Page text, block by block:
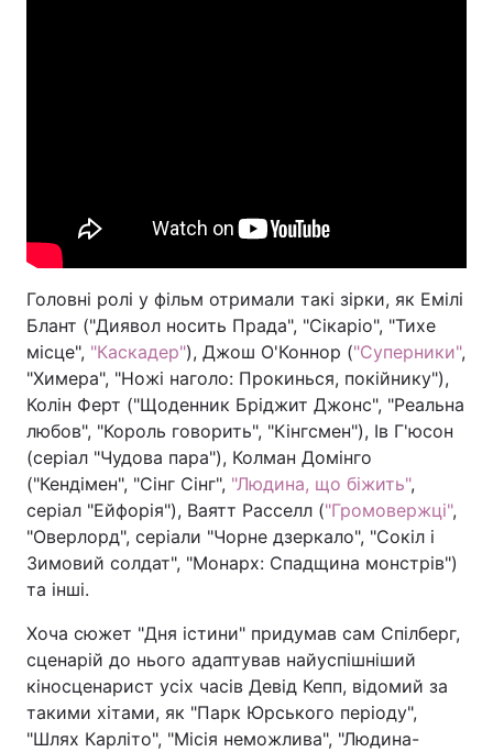
Головні ролі у фільм отримали такі зірки, як Емілі
Блант ("Диявол носить Прада", "Сікаріо", "Тихе
місце", "Каскадер"), Джош О'Коннор ("Суперники",
"Химера", "Ножі наголо: Прокинься, покійнику"),
Колін Ферт ("Щоденник Бріджит Джонс", "Реальна
любов", "Король говорить", "Кінгсмен"), Ів Г'юсон
(серіал "Чудова пара"), Колман Домінго
("Кендімен", "Сінг Сінг", "Людина, що біжить",
серіал "Ейфорія"), Ваятт Расселл ("Громовержці",
"Оверлорд", серіали "Чорне дзеркало", "Сокіл і
Зимовий солдат", "Монарх: Спадщина монстрів")
та інші.
Хоча сюжет "Дня істини" придумав сам Спілберг,
сценарій до нього адаптував найуспішніший
кіносценарист усіх часів Девід Кепп, відомий за
такими хітами, як "Парк Юрського періоду",
"Шлях Карліто", "Місія неможлива", "Людина-